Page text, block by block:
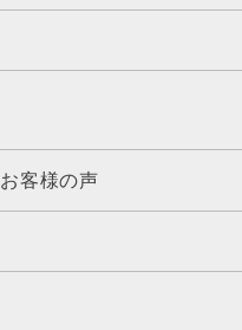
お客様の声